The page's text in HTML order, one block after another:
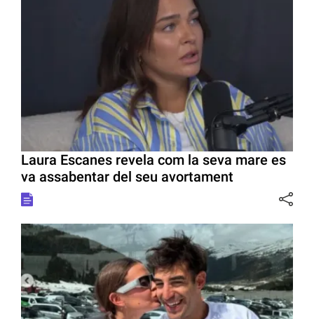
Laura Escanes revela com la seva mare es
va assabentar del seu avortament